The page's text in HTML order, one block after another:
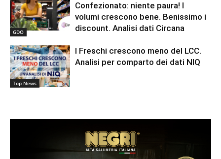
GDO
Confezionato: niente paura! I
volumi crescono bene. Benissimo i
discount. Analisi dati Circana
Top News
I Freschi crescono meno del LCC.
Analisi per comparto dei dati NIQ